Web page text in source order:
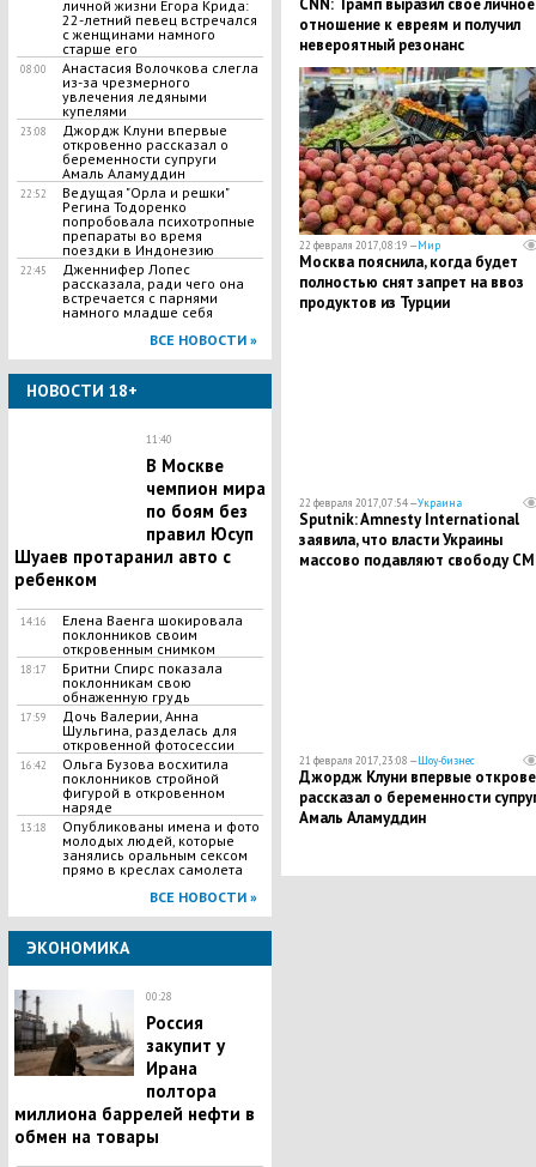
личной жизни Егора Крида:
22-летний певец встречался
с женщинами намного
старше его
08:00
Анастасия Волочкова слегла
из-за чрезмерного
увлечения ледяными
купелями
23:08
Джордж Клуни впервые
откровенно рассказал о
беременности супруги
Амаль Аламуддин
22:52
Ведущая "Орла и решки"
Регина Тодоренко
попробовала психотропные
препараты во время
поездки в Индонезию
22:45
Дженнифер Лопес
рассказала, ради чего она
встречается с парнями
намного младше себя
ВСЕ НОВОСТИ »
НОВОСТИ 18+
11:40
В Москве
чемпион мира
по боям без
правил Юсуп
Шуаев протаранил авто с
ребенком
14:16
Елена Ваенга шокировала
поклонников своим
откровенным снимком
18:17
Бритни Спирс показала
поклонникам свою
обнаженную грудь
17:59
Дочь Валерии, Анна
Шульгина, разделась для
откровенной фотосессии
16:42
Ольга Бузова восхитила
поклонников стройной
фигурой в откровенном
наряде
13:18
Опубликованы имена и фото
молодых людей, которые
занялись оральным сексом
прямо в креслах самолета
ВСЕ НОВОСТИ »
ЭКОНОМИКА
00:28
Россия
закупит у
Ирана
полтора
миллиона баррелей нефти в
обмен на товары
CNN: Трамп выразил свое личное
отношение к евреям и получил
невероятный резонанс
22 февраля 2017, 08:19 —Мир
Москва пояснила, когда будет
полностью снят запрет на ввоз
продуктов из Турции
22 февраля 2017, 07:54 —Украина
Sputnik: Amnesty International
заявила, что власти Украины
массово подавляют свободу
21 февраля 2017, 23:08 —Шоу-бизнес
Джордж Клуни впервые
рассказал о беременности
Амаль Аламуддин